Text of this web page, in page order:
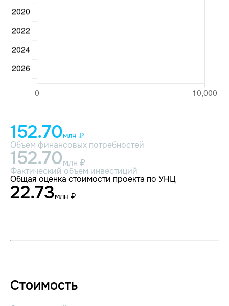
152.70млн ₽
Объем финансовых потребностей
152.70млн ₽
Фактический объем инвестиций
Общая оценка стоимости проекта по УНЦ
22.73млн ₽
Стоимость